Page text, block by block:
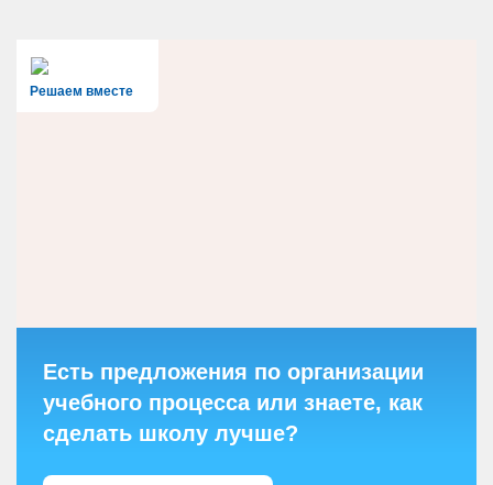
Решаем вместе
Есть предложения по организации
учебного процесса или знаете, как
сделать школу лучше?